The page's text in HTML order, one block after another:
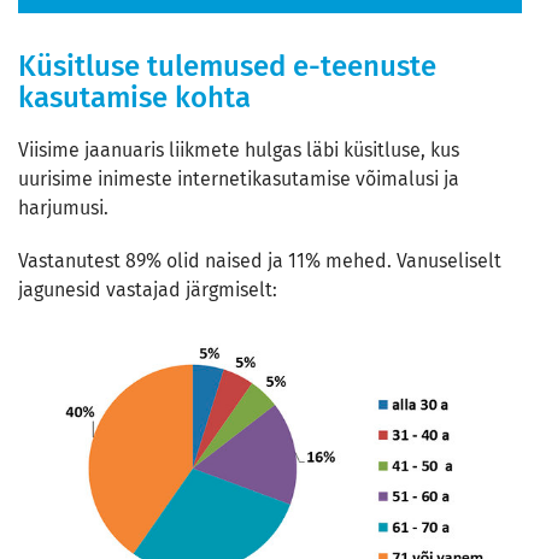
Küsitluse tulemused e-teenuste
kasutamise kohta
Viisime jaanuaris liikmete hulgas läbi küsitluse, kus
uurisime inimeste internetikasutamise võimalusi ja
harjumusi.
Vastanutest 89% olid naised ja 11% mehed. Vanuseliselt
jagunesid vastajad järgmiselt: